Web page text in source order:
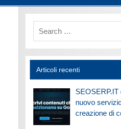
Articoli recenti
SEOSERP.IT
nuovo
creazione di